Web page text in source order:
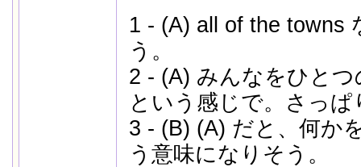
1 - (A) all of the towns
う。
2 - (A) みんなをひと
という感じで。さっ
3 - (B) (A) だと、何か
う意味になりそう。